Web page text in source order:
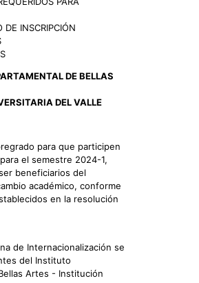
DE INSCRIPCIÓN
DE BELLAS
DEL VALLE
para que participen
el semestre 2024-1,
beneficiarios del
académico, conforme
en la resolución
de Internacionalización se
del Instituto
Artes - Institución